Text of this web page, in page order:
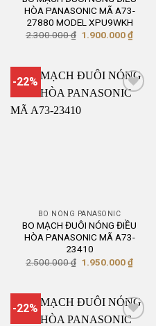
HÒA PANASONIC MÃ A73-
27880 MODEL XPU9WKH
2.300.000₫ Giá
1.900.000₫Giá
-22%
BO NÓNG PANASONIC
BO MẠCH ĐUÔI NÓNG ĐIỀU
HÒA PANASONIC MÃ A73-
23410
2.500.000₫ Giá
1.950.000₫Giá
-22%